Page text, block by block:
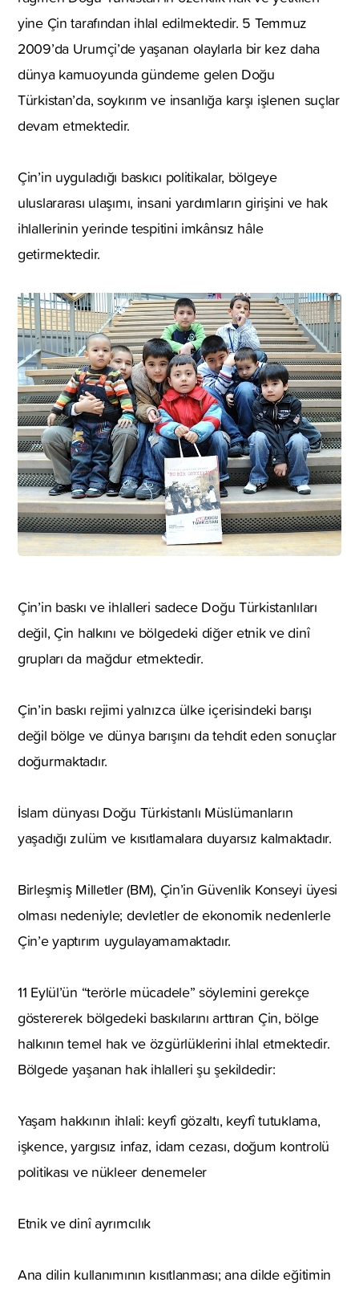
yine Çin tarafından ihlal edilmektedir. 5 Temmuz
2009’da Urumçi’de yaşanan olaylarla bir kez daha
dünya kamuoyunda gündeme gelen Doğu
Türkistan’da, soykırım ve insanlığa karşı işlenen suçlar
devam etmektedir.
Çin’in uyguladığı baskıcı politikalar, bölgeye
uluslararası ulaşımı, insani yardımların girişini ve hak
ihlallerinin yerinde tespitini imkânsız hâle
getirmektedir.
Çin’in baskı ve ihlalleri sadece Doğu Türkistanlıları
değil, Çin halkını ve bölgedeki diğer etnik ve dinî
grupları da mağdur etmektedir.
Çin’in baskı rejimi yalnızca ülke içerisindeki barışı
değil bölge ve dünya barışını da tehdit eden sonuçlar
doğurmaktadır.
İslam dünyası Doğu Türkistanlı Müslümanların
yaşadığı zulüm ve kısıtlamalara duyarsız kalmaktadır.
Birleşmiş Milletler (BM), Çin’in Güvenlik Konseyi üyesi
olması nedeniyle; devletler de ekonomik nedenlerle
Çin’e yaptırım uygulayamamaktadır.
11 Eylül’ün “terörle mücadele” söylemini gerekçe
göstererek bölgedeki baskılarını arttıran Çin, bölge
halkının temel hak ve özgürlüklerini ihlal etmektedir.
Bölgede yaşanan hak ihlalleri şu şekildedir:
Yaşam hakkının ihlali: keyfî gözaltı, keyfî tutuklama,
işkence, yargısız infaz, idam cezası, doğum kontrolü
politikası ve nükleer denemeler
Etnik ve dinî ayrımcılık
Ana dilin kullanımının kısıtlanması; ana dilde eğitimin